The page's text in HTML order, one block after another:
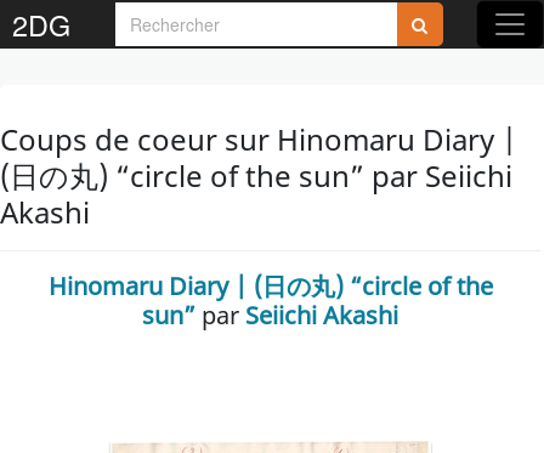
2DG
Coups de coeur sur Hinomaru Diary |
(日の丸) “circle of the sun” par Seiichi
Akashi
Hinomaru Diary | (日の丸) “circle of the
sun” par Seiichi Akashi